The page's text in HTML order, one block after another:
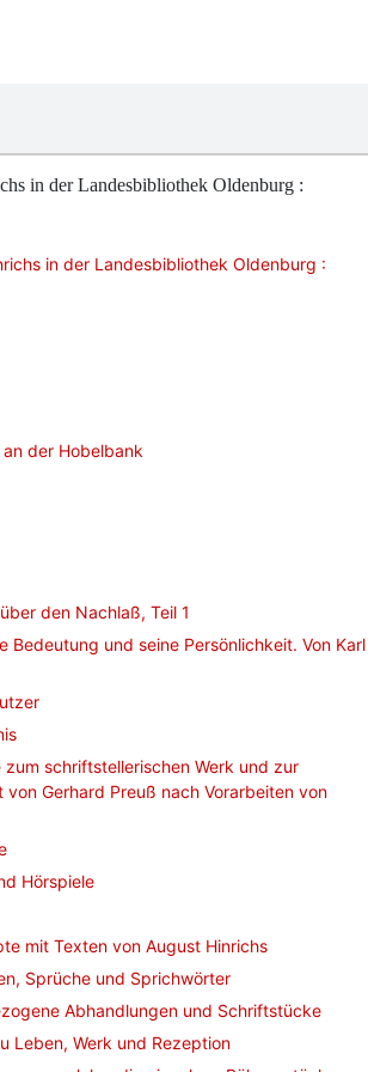
in der Landesbibliothek Oldenburg :
in der Landesbibliothek Oldenburg :
der Hobelbank
den Nachlaß, Teil 1
Bedeutung und seine Persönlichkeit. Von Karl
schriftstellerischen Werk und zur
Gerhard Preuß nach Vorarbeiten von
Hörspiele
mit Texten von August Hinrichs
Sprüche und Sprichwörter
Abhandlungen und Schriftstücke
Leben, Werk und Rezeption